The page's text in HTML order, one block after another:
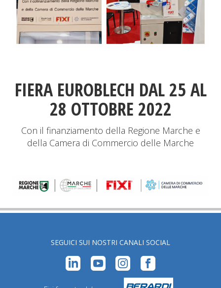
FIERA EUROBLECH DAL 25 AL
28 OTTOBRE 2022
Con il finanziamento della Regione Marche e
della Camera di Commercio delle Marche
SEGUICI SUI NOSTRI CANALI SOCIAL